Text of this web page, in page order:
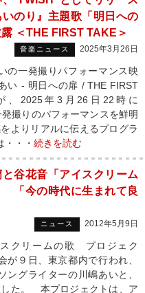
いのり』主題歌「明日への
＜THE FIRST TAKE＞
音楽ニュース 2025年3月26日
の一発撮りパフォーマンス映
い - 明日への扉 / THE FIRST
、2025年3月26日22時に
撮りのパフォーマンスを鮮明
よりリアルに伝えるプログラ
・・・ 続きを読む
谷花音「アイスクリーム
「今の時代に生まれて良
ニュース 2012年5月9日
クリームの歌 プロジェク
が９日、東京都内で行われ、
ングライターの川嶋あいと、
した。 本プロジェクトは、ア